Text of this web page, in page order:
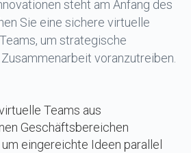
steht am Anfang des
Sie eine sichere virtuelle
um strategische
voranzutreiben.
Teams aus
Geschäftsbereichen
eingereichte Ideen parallel